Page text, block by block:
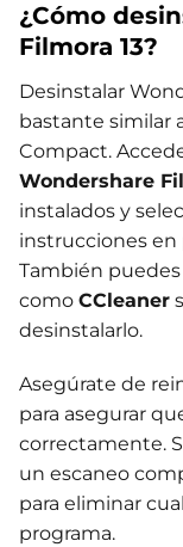
¿Cómo
Filmora 13?
Desinstalar
bastante similar
Compact.
Wondershare
instalados y
instrucciones en
También
como CCleaner
desinstalarlo.
Asegúrate de
para asegurar
correctamente.
un escaneo
para eliminar
programa.